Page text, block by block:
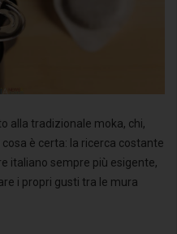
alla tradizionale moka, chi,
è certa: la ricerca costante
italiano sempre più esigente,
i propri gusti tra le mura